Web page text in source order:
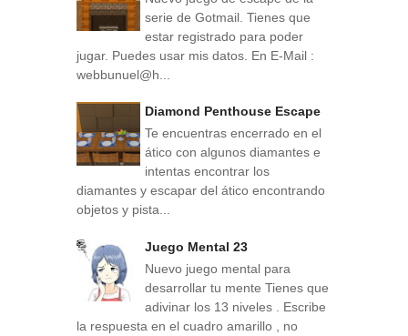
serie de Gotmail. Tienes que
estar registrado para poder
jugar. Puedes usar mis datos. En E-Mail :
webbunuel@h...
Diamond Penthouse Escape
Te encuentras encerrado en el
ático con algunos diamantes e
intentas encontrar los
diamantes y escapar del ático encontrando
objetos y pista...
Juego Mental 23
Nuevo juego mental para
desarrollar tu mente Tienes que
adivinar los 13 niveles . Escribe
la respuesta en el cuadro amarillo , no